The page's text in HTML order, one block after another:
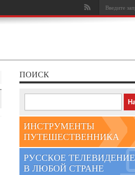
ПОИСК
ИНСТРУМЕНТЫ
ПУТЕШЕСТВЕННИКА
РУССКОЕ ТЕЛЕВИДЕНИЕ
В ЛЮБОЙ СТРАНЕ